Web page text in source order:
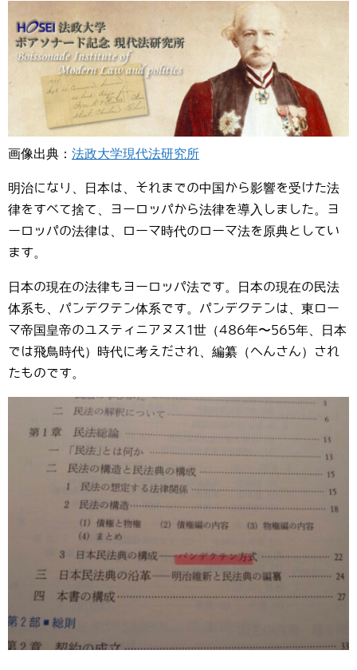
画像出典： 法政大学現代法研究所
明治になり、日本は、それまでの中国から影響を受けた法
律をすべて捨て、ヨーロッパから法律を導入しました。ヨ
ーロッパの法律は、ローマ時代のローマ法を原典としてい
ます。
日本の現在の法律もヨーロッパ法です。日本の現在の民法
体系も、パンデクテン体系です。パンデクテンは、東ロー
マ帝国皇帝のユスティニアヌス1世（486年〜565年、日本
では飛鳥時代）時代に考えだされ、編纂（へんさん）され
たものです。